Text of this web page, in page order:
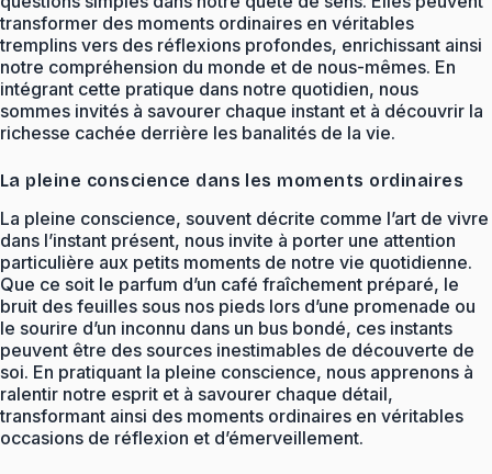
transformer des moments ordinaires en véritables
tremplins vers des réflexions profondes, enrichissant ainsi
notre compréhension du monde et de nous-mêmes. En
intégrant cette pratique dans notre quotidien, nous
sommes invités à savourer chaque instant et à découvrir la
richesse cachée derrière les banalités de la vie.
La pleine conscience dans les moments ordinaires
La pleine conscience, souvent décrite comme l’art de vivre
dans l’instant présent, nous invite à porter une attention
particulière aux petits moments de notre vie quotidienne.
Que ce soit le parfum d’un café fraîchement préparé, le
bruit des feuilles sous nos pieds lors d’une promenade ou
le sourire d’un inconnu dans un bus bondé, ces instants
peuvent être des sources inestimables de découverte de
soi. En pratiquant la pleine conscience, nous apprenons à
ralentir notre esprit et à savourer chaque détail,
transformant ainsi des moments ordinaires en véritables
occasions de réflexion et d’émerveillement.